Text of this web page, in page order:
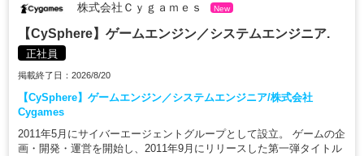
株式会社Ｃｙｇａｍｅｓ New
【CySphere】ゲームエンジン／システムエンジニア.
正社員
掲載終了日：2026/8/20
【CySphere】ゲームエンジン／システムエンジニア/株式会社
Cygames
2011年5月にサイバーエージェントグループとして設立。 ゲームの企
画・開発・運営を開始し、2011年9月にリリースした第一弾タイトル